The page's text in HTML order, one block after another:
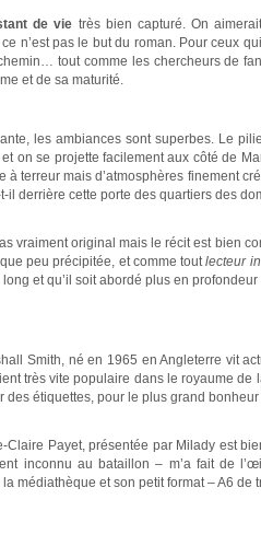
de vie très bien capturé. On
n’est pas le but du roman. Pour ceux
tout comme les chercheurs de
et de sa maturité.
les ambiances sont superbes. Le
et on se projette facilement aux côté de
à terreur mais d’atmosphères finement
t-il derrière cette porte des quartiers des
vraiment original mais le récit est bien
peu précipitée, et comme toutlecteur
long et qu’il soit abordé plus en profondeur
Smith, né en 1965 en Angleterre vit
très vite populaire dans le royaume
des étiquettes, pour le plus grand
Claire Payet, présentée par Milady est
inconnu au bataillon – m’a fait de
médiathèque et son petit format – A6 de